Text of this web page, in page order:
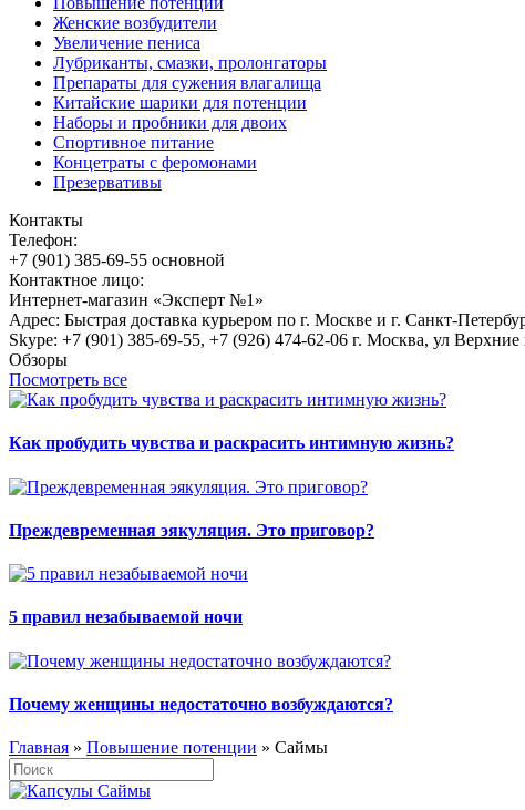
Женские возбудители
Увеличение пениса
Лубриканты, смазки, пролонгаторы
Препараты для сужения влагалища
Китайские шарики для потенции
Наборы и пробники для двоих
Спортивное питание
Концетраты с феромонами
Презервативы
Контакты
Телефон:
+7 (901) 385-69-55 основной
Контактное лицо:
Интернет-магазин «Эксперт №1»
Адрес: Быстрая доставка курьером по г. Москве и г. Санкт-
Skype: +7 (901) 385-69-55, +7 (926) 474-62-06 г. Москва, ул Верхние
Обзоры
Посмотреть все
Как пробудить чувства и раскрасить интимную жизнь?
Преждевременная эякуляция. Это приговор?
5 правил незабываемой ночи
Почему женщины недостаточно возбуждаются?
Главная » Повышение потенции » Саймы